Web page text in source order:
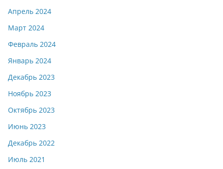
Апрель 2024
Март 2024
Февраль 2024
Январь 2024
Декабрь 2023
Ноябрь 2023
Октябрь 2023
Июнь 2023
Декабрь 2022
Июль 2021